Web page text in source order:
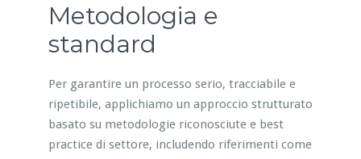
Metodologia e
standard
Per garantire un processo serio, tracciabile e
ripetibile, applichiamo un approccio strutturato
basato su metodologie riconosciute e best
practice di settore, includendo riferimenti come